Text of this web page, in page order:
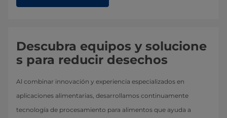
Descubra equipos y solucione
s para reducir desechos
Al combinar innovación y experiencia especializados en
aplicaciones alimentarias, desarrollamos continuamente
tecnología de procesamiento para alimentos que ayuda a